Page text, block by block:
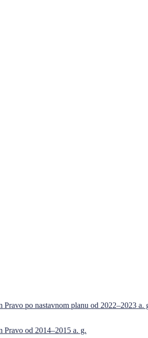
po nastavnom planu od 2022–2023 a.
Pravo od 2014–2015 a. g.